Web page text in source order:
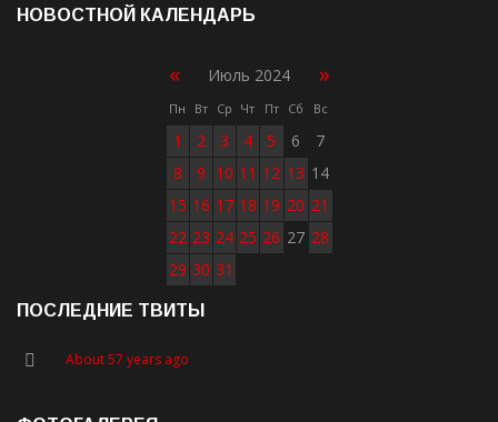
НОВОСТНОЙ КАЛЕНДАРЬ
« Июль 2024 »
Пн Вт Ср Чт Пт Сб Вс
1 2 3 4 5 6
7
8
9 10 11 12 13 14
15 16 17 18 19 20 21
22 23 24 25 26 27 28
29 30 31
ПОСЛЕДНИЕ ТВИТЫ
About 57 years ago